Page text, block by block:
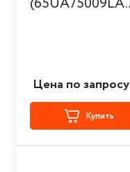
Цена по запросу
Купить